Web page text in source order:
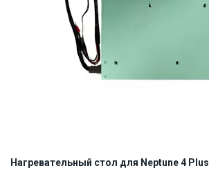
Нагревательный стол для Neptune 4 Plus